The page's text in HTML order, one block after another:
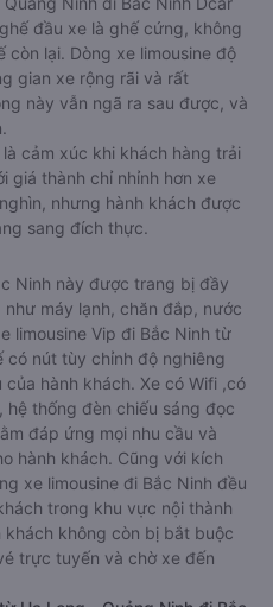
9 chỗ từ Hạ Long - Quảng
loại xe limousine Dcar và xe
Ninh đi Bắc Ninh Dcar
đầu xe là ghế cứng, không
lại. Dòng xe limousine độ
gian xe rộng rãi và rất
này vẫn ngã ra sau được, và
cảm xúc khi khách hàng trải
giá thành chỉ nhỉnh hơn xe
nhưng hành khách được
sang đích thực.
Ninh này được trang bị đầy
máy lạnh, chăn đắp, nước
limousine Vip đi Bắc Ninh từ
nút tùy chỉnh độ nghiêng
hành khách. Xe có Wifi ,có
hệ thống đèn chiếu sáng đọc
đáp ứng mọi nhu cầu và
hành khách. Cũng với kích
xe limousine đi Bắc Ninh đều
trong khu vực nội thành